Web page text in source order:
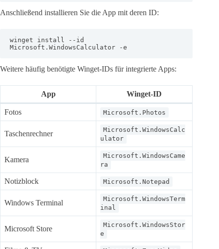
Anschließend installieren Sie die App mit deren ID:
winget install --id
Microsoft.WindowsCalculator -e
Weitere häufig benötigte Winget-IDs für integrierte Apps:
App Winget-ID
Fotos Microsoft.Photos
Taschenrechner
Microsoft.WindowsCalc
ulator
Kamera
Microsoft.WindowsCame
ra
Notizblock Microsoft.Notepad
Windows Terminal
Microsoft.WindowsTerm
inal
Microsoft Store
Microsoft.WindowsStor
e